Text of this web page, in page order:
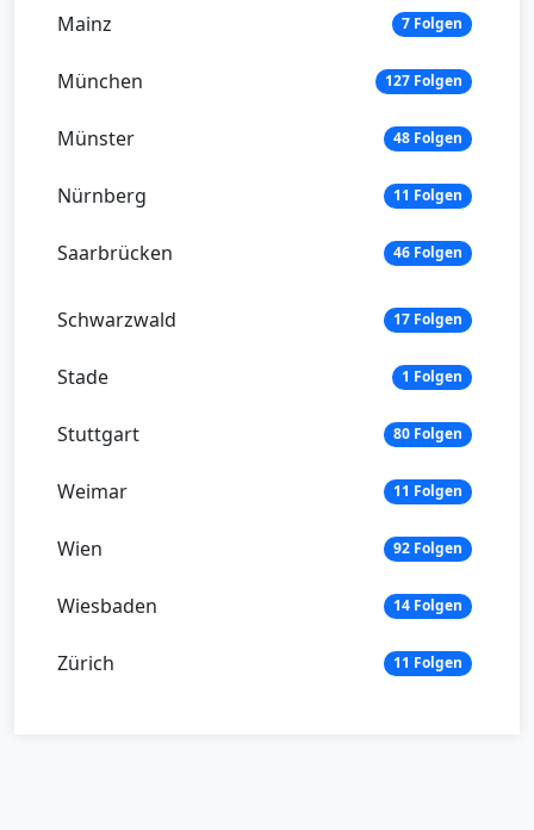
Mainz 7 Folgen
München 127 Folgen
Münster 48 Folgen
Nürnberg 11 Folgen
Saarbrücken 46 Folgen
Schwarzwald 17 Folgen
Stade 1 Folgen
Stuttgart 80 Folgen
Weimar 11 Folgen
Wien 92 Folgen
Wiesbaden 14 Folgen
Zürich 11 Folgen